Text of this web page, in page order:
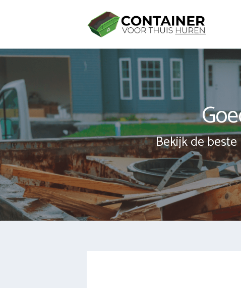
Bekijk de